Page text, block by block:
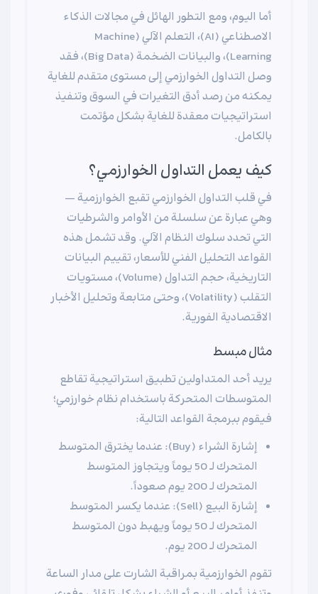
أما اليوم، ومع التطور الهائل في مجالات الذكاء
الاصطناعي (AI)، التعلم الآلي (Machine
Learning)، والبيانات الضخمة (Big Data)، فقد
وصل التداول الخوارزمي إلى مستوى متقدم للغاية
يمكنه من رصد أدق التغيرات في السوق وتنفيذ
استراتيجيات معقدة للغاية بشكل مؤتمت
بالكامل.
كيف يعمل التداول الخوارزمي؟
في قلب التداول الخوارزمي تقبع الخوارزمية —
وهي عبارة عن سلسلة من الأوامر والشرطيات
التي تحدد سلوك النظام الآلي. وقد تشمل هذه
القواعد التحليل الفني للأسعار، تقييم البيانات
التاريخية، حجم التداول (Volume)، مستويات
التقلب (Volatility)، وحتى متابعة وتحليل الأخبار
الاقتصادية الفورية.
مثال مبسط
يريد أحد المتداولين تطبيق استراتيجية تقاطع
المتوسطات المتحركة باستخدام نظام خوارزمي؛
فيقوم ببرمجة القواعد التالية:
إشارة الشراء (Buy): عندما يخترق المتوسط
المتحرك لـ 50 يوماً ويتجاوز المتوسط
المتحرك لـ 200 يوم صعوداً.
إشارة البيع (Sell): عندما يكسر المتوسط
المتحرك لـ 50 يوماً ويهبط دون المتوسط
المتحرك لـ 200 يوم.
تقوم الخوارزمية بمراقبة الشارت على مدار الساعة